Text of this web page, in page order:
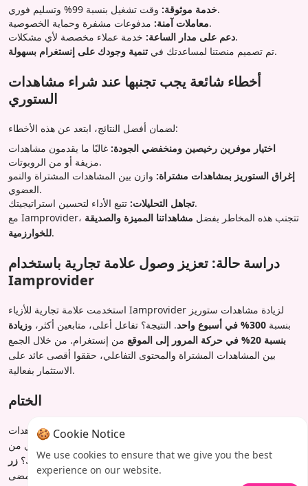
خدمة موثوقة:وقت تشغيل بنسبة 99% وتسليم فوري.
معاملات آمنة:مدفوعات مشفرة وحماية الخصوصية.
دعم على مدار الساعة:خدمة عملاء مخصصة لأي مشكلات.
تم تصميم منصتنا لمساعدتك في تنمية وجودك على إنستغرام بسهولة .
أخطاء شائعة يجب تجنبها عند شراء مشاهدات
الستوري
لضمان أفضل النتائج، ابتعد عن هذه الأخطاء:
اختيار موفرين رخيصين ومنخفضي الجودة: غالبًا ما يقدمون مشاهدات
مزيفة أو من الروبوتات.
إغراق الستوريز بمشاهدات مشتراة: وازن بين المشاهدات المشتراة والنمو
العضوي.
تجاهل التحليلات:تتبع الأداء لتحسين استراتيجيتك.
مع Iamprovider، تتجنب هذه المخاطر بفضل مشاهداتنا المميزة والصديقة
للخوارزمية.
دراسة حالة: تعزيز وصول علامة تجارية باستخدام
Iamprovider
استخدمت علامة تجارية للأزياء Iamprovider لزيادة مشاهدات ستوريز
بنسبة 300% في أسبوع واحد . النتيجة؟ تفاعل أعلى، متابعين أكثر، وزيادة
بنسبة 20% في حركة المرور إلى الموقع
من إنستغرام. من خلال الجمع
بين المشاهدات المشتراة والمحتوى التفاعلي، حققوا أقصى عائد على
الاستثمار بفعالية.
الختام
للتفاعل والنمو. شراء مشاهدات
الستوري من Iamprovider يمنحك دفعة فورية مع تعزيز الاستراتيجيات
العضوية. مستعد لتعزيز وصولك؟
زر Iamprovider اليوموابدأ في تنمية
🍪 Cookie Notice
We use cookies to ensure that we give you the best
experience on our website.